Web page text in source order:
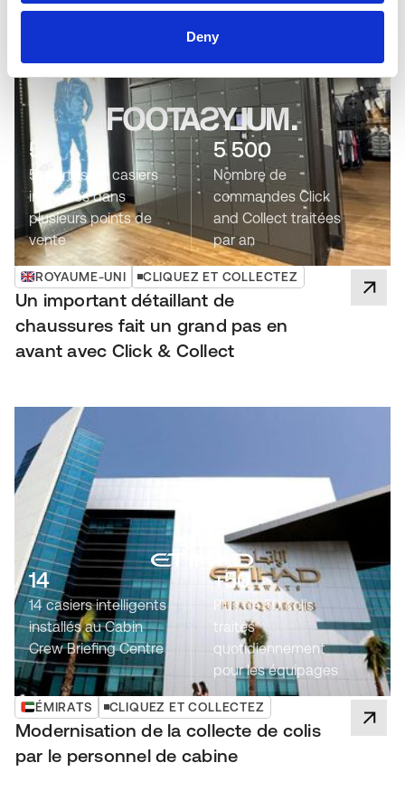
Deny
51
51 portes de casiers
installées dans
plusieurs points de
vente
5 500
Nombre de
commandes Click
and Collect traitées
par an
ROYAUME-UNI CLIQUEZ ET COLLECTEZ
Un important détaillant de
chaussures fait un grand pas en
avant avec Click & Collect
14
14 casiers intelligents
installés au Cabin
Crew Briefing Centre
+50
Plus de 50 colis
traités
quotidiennement
pour les équipages
ÉMIRATS CLIQUEZ ET COLLECTEZ
Modernisation de la collecte de colis
par le personnel de cabine